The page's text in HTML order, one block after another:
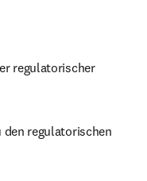
regulatorischer
regulatorischen